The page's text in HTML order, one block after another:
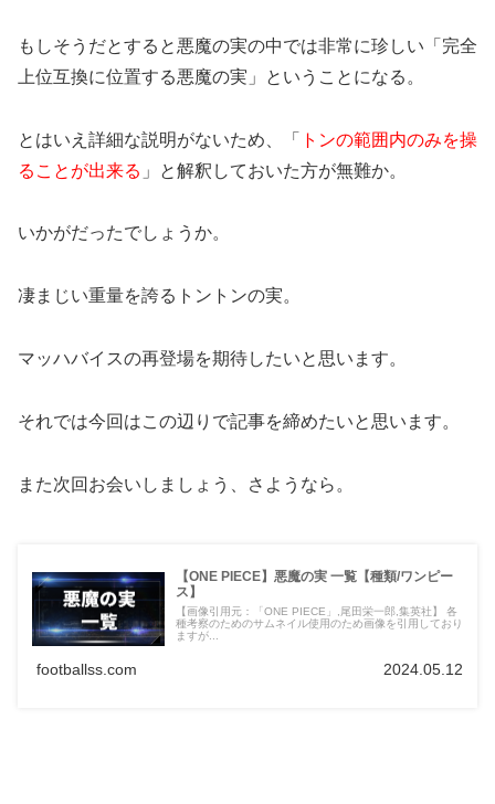
もしそうだとすると悪魔の実の中では非常に珍しい「完全
上位互換に位置する悪魔の実」ということになる。
とはいえ詳細な説明がないため、「
トンの範囲内のみを操
ることが出来る 」と解釈しておいた方が無難か。
いかがだったでしょうか。
凄まじい重量を誇るトントンの実。
マッハバイスの再登場を期待したいと思います。
それでは今回はこの辺りで記事を締めたいと思います。
また次回お会いしましょう、さようなら。
【ONE PIECE】悪魔の実 一覧【種類/ワンピー
ス】
【画像引用元：「ONE PIECE」,尾田栄一郎,集英社】 各
種考察のためのサムネイル使用のため画像を引用しており
ますが...
footballss.com 2024.05.12